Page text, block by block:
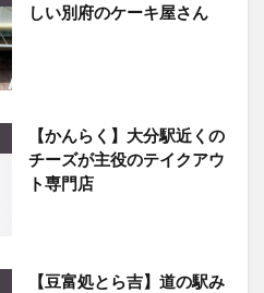
しい別府のケーキ屋さん
【かんらく】大分駅近くの
チーズが主役のテイクアウ
ト専門店
【豆富処とら吉】道の駅み